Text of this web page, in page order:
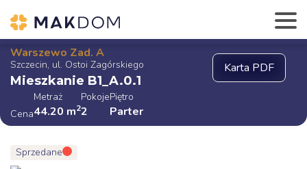
Warszewo Zad. A
Szczecin, ul. Ostoi Zagórskiego
Mieszkanie B1_A.0.1
Cena
Metraż
44.20 m2
Pokoje
2
Piętro
Parter
Sprzedane